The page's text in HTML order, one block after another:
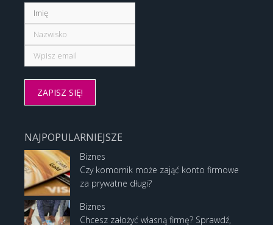
NAJPOPULARNIEJSZE
Biznes
Czy komornik może zająć konto firmowe
za prywatne długi?
Biznes
Chcesz założyć własną firmę? Sprawdź,